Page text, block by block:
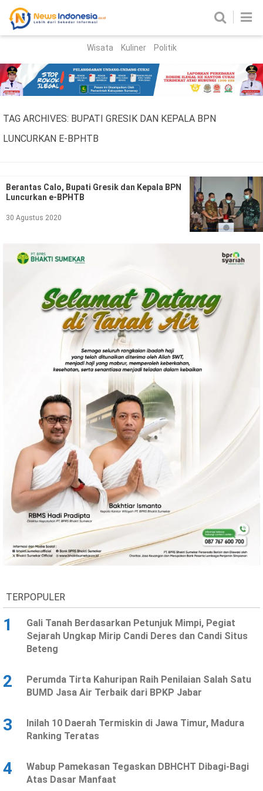
Parlemen
News Madura Regional
Peristiwa
Hukum
Gaya Hidup
Kuliner
Pendidikan
Teknologi
SosBud
Sosial
Wisata
Olahraga
Indeks Birokrasi
Copyright
2026
News
Right
Reserve
Wisata Kuliner Politik
TAG ARCHIVES: BUPATI GRESIK DAN KEPALA BPN
LUNCURKAN E-BPHTB
Berantas Calo, Bupati Gresik dan Kepala BPN
Luncurkan e-BPHTB
30 Agustus 2020
TERPOPULER
1
Gali Tanah Berdasarkan Petunjuk Mimpi, Pegiat
Sejarah Ungkap Mirip Candi Deres dan Candi Situs
Beteng
2
Perumda Tirta Kahuripan Raih Penilaian Salah Satu
BUMD Jasa Air Terbaik dari BPKP Jabar
3
Inilah 10 Daerah Termiskin di Jawa Timur, Madura
Ranking Teratas
4
Wabup Pamekasan Tegaskan DBHCHT Dibagi-Bagi
Atas Dasar Manfaat